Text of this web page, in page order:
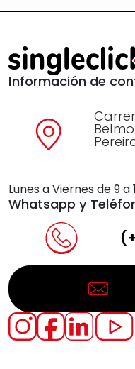
Información de
Lunes a Viernes de 9 a
Whatsapp y